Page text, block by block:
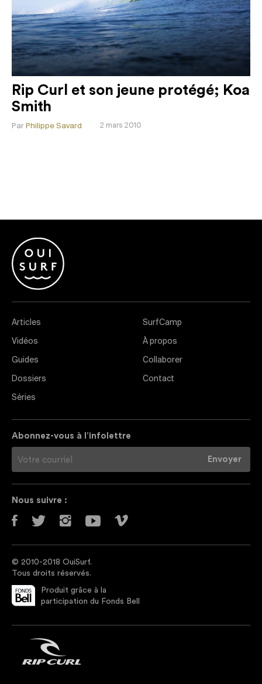
Rip Curl et son jeune protégé; Koa
Smith
2 mars 2010
Par Philippe Savard
Articles
Vidéos
Guides
Dossiers
Séries
SurfCamp
À propos
Collaborer
Contact
Abonnez-vous à l’infolettre
Nous suivre :
© 2010-2018 OuiSurf.
Tous droits réservés.
Produit grâce à la
participation du Fonds Bell